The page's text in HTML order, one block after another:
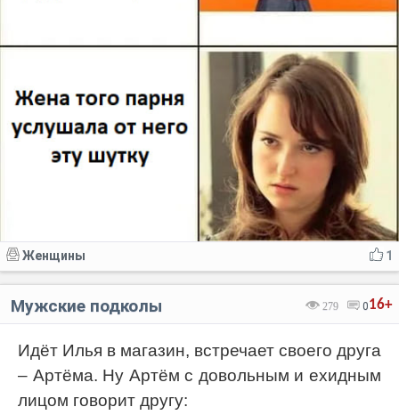
1
Женщины
16+
279 0
Мужские подколы
Идёт Илья в магазин, встречает своего друга
– Артёма. Ну Артём с довольным и ехидным
лицом говорит другу: